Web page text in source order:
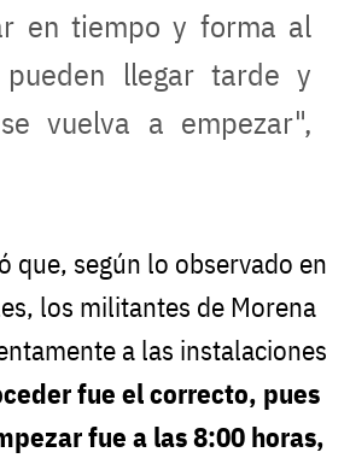
en tiempo y forma al
llegar tarde y
vuelva a empezar",
que, según lo observado en
los militantes de Morena
a las instalaciones
fue el correcto, pues
fue a las 8:00 horas,